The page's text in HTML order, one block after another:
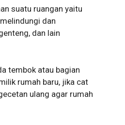
suatu ruangan yaitu
dan
dan lain
tembok atau bagian
rumah baru, jika cat
ulang agar rumah